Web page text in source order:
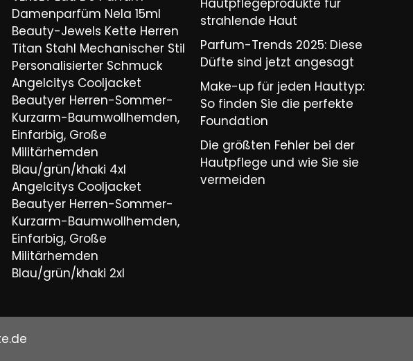
Damenparfüm Nela 15ml
Beauty-Jewels Kette Herren
Titan Stahl Mechanischer Stil
Personalisierter Schmuck
Angelcitys Cooljacket
Beautyer Herren-Sommer-
Kurzarm-Baumwollhemden,
Einfarbig, Große
Militärhemden
Blau/grün/khaki 4xl
Angelcitys Cooljacket
Beautyer Herren-Sommer-
Kurzarm-Baumwollhemden,
Einfarbig, Große
Militärhemden
Blau/grün/khaki 2xl
Hautpflegeprodukte für
strahlende Haut
Parfum-Trends 2025: Diese
Düfte sind jetzt angesagt
Make-up für jeden Hauttyp:
So finden Sie die perfekte
Foundation
Die größten Fehler bei der
Hautpflege und wie Sie sie
vermeiden